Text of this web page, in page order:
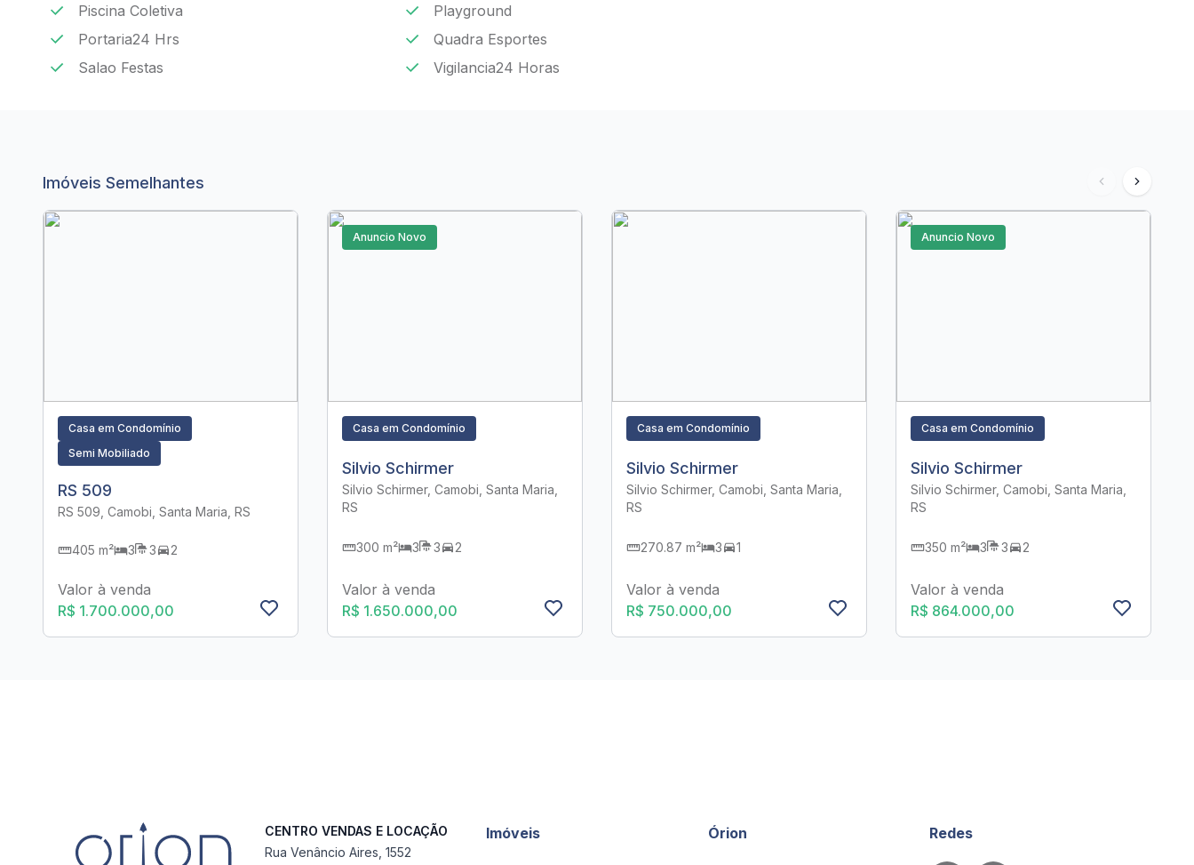
Piscina Coletiva
Playground
Portaria24 Hrs
Quadra Esportes
Salao Festas
Vigilancia24 Horas
Imóveis Semelhantes
Casa em Condomínio
Semi Mobiliado
RS 509
RS 509, Camobi, Santa Maria, RS
405 m² 3 3 2
Valor à venda
R$ 1.700.000,00
Anuncio Novo
Casa em Condomínio
Silvio Schirmer
Silvio Schirmer, Camobi, Santa Maria,
RS
300 m² 3 3 2
Valor à venda
R$ 1.650.000,00
Casa em Condomínio
Silvio Schirmer
Silvio Schirmer, Camobi, Santa Maria,
RS
270.87 m² 3 1
Valor à venda
R$ 750.000,00
Anuncio Novo
Casa em Condomínio
Silvio Schirmer
Silvio Schirmer, Camobi, Santa Maria,
RS
350 m² 3 3 2
Valor à venda
R$ 864.000,00
CENTRO VENDAS E LOCAÇÃO
Rua Venâncio Aires, 1552
Imóveis Órion Redes